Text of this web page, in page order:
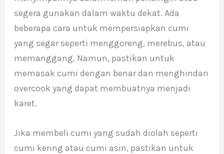
segera gunakan dalam waktu dekat. Ada
beberapa cara untuk mempersiapkan cumi
yang segar seperti menggoreng, merebus, atau
memanggang. Namun, pastikan untuk
memasak cumi dengan benar dan menghindari
overcook yang dapat membuatnya menjadi
karet.
Jika membeli cumi yang sudah diolah seperti
cumi kering atau cumi asin, pastikan untuk